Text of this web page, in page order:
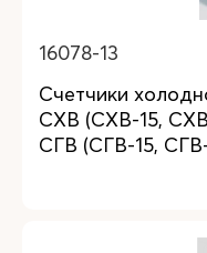
16078-13
Счетчики
СХВ (СХВ-15,
СГВ (СГВ-15,